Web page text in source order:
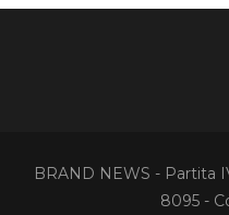
BRAND NEWS - Partita
8095 -